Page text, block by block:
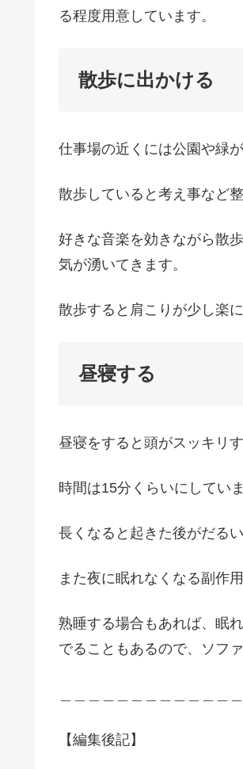
る程度用意しています。
散歩に出かける
仕事場の近くには公園や緑
散歩していると考え事など
好きな音楽を効きながら散
気が湧いてきます。
散歩すると肩こりが少し楽
昼寝する
昼寝をすると頭がスッキリ
時間は15分くらいにしていま
長くなると起きた後がだる
また夜に眠れなくなる副作
熟睡する場合もあれば、眠
でることもあるので、ソフ
【編集後記】